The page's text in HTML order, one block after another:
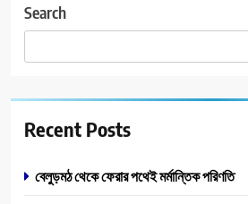
Search
Recent Posts
বেলুড়মঠ থেকে ফেরার পথেই মর্মান্তিক পরিণতি